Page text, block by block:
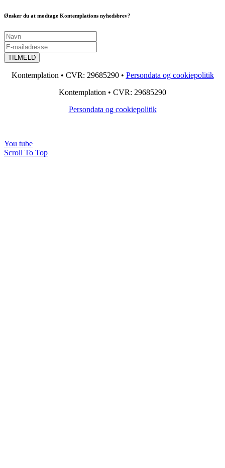
Ønsker du at modtage Kontemplations nyhedsbrev?
Kontemplation • CVR: 29685290 • Persondata og cookiepolitik
Kontemplation • CVR: 29685290
Persondata og cookiepolitik
You tube
Scroll To Top